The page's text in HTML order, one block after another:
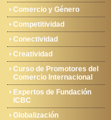
Comercio y Género
Competitividad
Conectividad
Creatividad
Curso de Promotores del
Comercio Internacional
Expertos de Fundación
ICBC
Globalización